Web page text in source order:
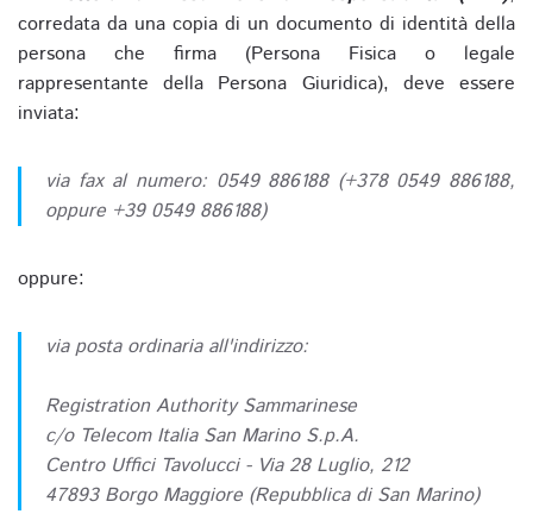
corredata da una copia di un documento di identità della
persona che firma (Persona Fisica o legale
rappresentante della Persona Giuridica), deve essere
inviata:
via fax al numero: 0549 886188 (+378 0549 886188,
oppure +39 0549 886188)
oppure:
via posta ordinaria all'indirizzo:
Registration Authority Sammarinese
c/o Telecom Italia San Marino S.p.A.
Centro Uffici Tavolucci - Via 28 Luglio, 212
47893 Borgo Maggiore (Repubblica di San Marino)